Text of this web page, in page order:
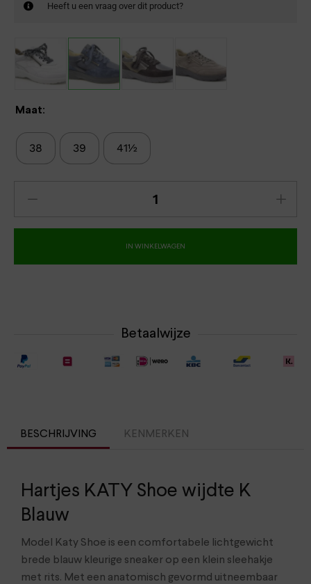
Heeft u een vraag over dit product?
Maat:
38 39 41½
IN WINKELWAGEN
Betaalwijze
BESCHRIJVING KENMERKEN
Hartjes KATY Shoe wijdte K
Blauw
Model Katy Shoe is een comfortabele lichtgewicht
brede blauw kleurige sneaker op een klein sleehakje
met rits. Met een anatomisch gevormd uitneembaar